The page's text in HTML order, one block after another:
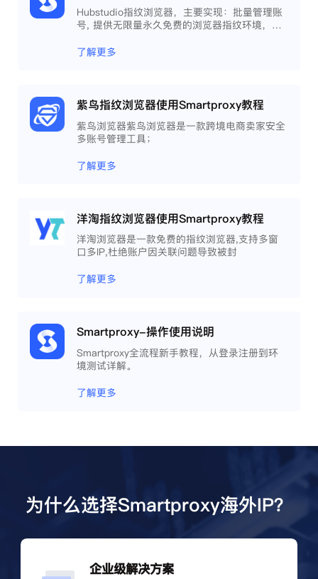
Hubstudio指纹浏览器，主要实现：批量管理账
号, 提供无限量永久免费的浏览器指纹环境，并
工作效率 。
了解更多
紫鸟指纹浏览器使用Smartproxy教程
紫鸟浏览器紫鸟浏览器是一款跨境电商卖家安全
多账号管理工具；
了解更多
洋淘指纹浏览器使用Smartproxy教程
洋淘浏览器是一款免费的指纹浏览器,支持多窗
口多IP,杜绝账户因关联问题导致被封
了解更多
Smartproxy-操作使用说明
Smartproxy全流程新手教程，从登录注册到环
境测试详解。
了解更多
为什么选择Smartproxy海外IP？
企业级解决方案